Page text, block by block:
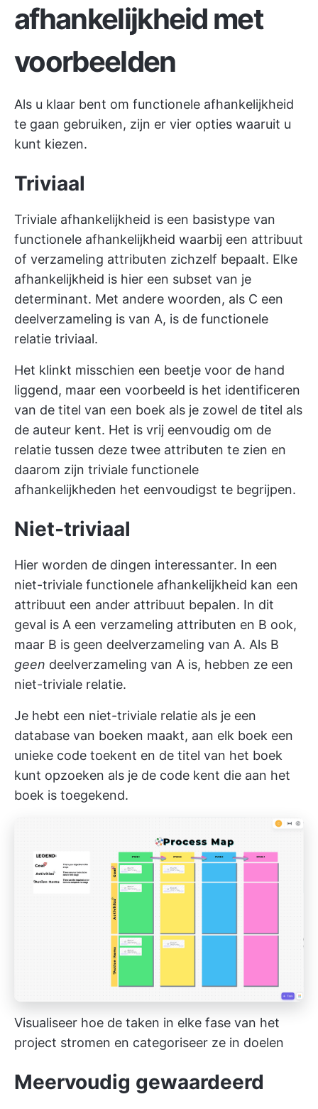
afhankelijkheid met
voorbeelden
Als u klaar bent om functionele afhankelijkheid
te gaan gebruiken, zijn er vier opties waaruit u
kunt kiezen.
Triviaal
Triviale afhankelijkheid is een basistype van
functionele afhankelijkheid waarbij een attribuut
of verzameling attributen zichzelf bepaalt. Elke
afhankelijkheid is hier een subset van je
determinant. Met andere woorden, als C een
deelverzameling is van A, is de functionele
relatie triviaal.
Het klinkt misschien een beetje voor de hand
liggend, maar een voorbeeld is het identificeren
van de titel van een boek als je zowel de titel als
de auteur kent. Het is vrij eenvoudig om de
relatie tussen deze twee attributen te zien en
daarom zijn triviale functionele
afhankelijkheden het eenvoudigst te begrijpen.
Niet-triviaal
Hier worden de dingen interessanter. In een
niet-triviale functionele afhankelijkheid kan een
attribuut een ander attribuut bepalen. In dit
geval is A een verzameling attributen en B ook,
maar B is geen deelverzameling van A. Als B
geen deelverzameling van A is, hebben ze een
niet-triviale relatie.
Je hebt een niet-triviale relatie als je een
database van boeken maakt, aan elk boek een
unieke code toekent en de titel van het boek
kunt opzoeken als je de code kent die aan het
boek is toegekend.
Visualiseer hoe de taken in elke fase van het
project stromen en categoriseer ze in doelen
Meervoudig gewaardeerd